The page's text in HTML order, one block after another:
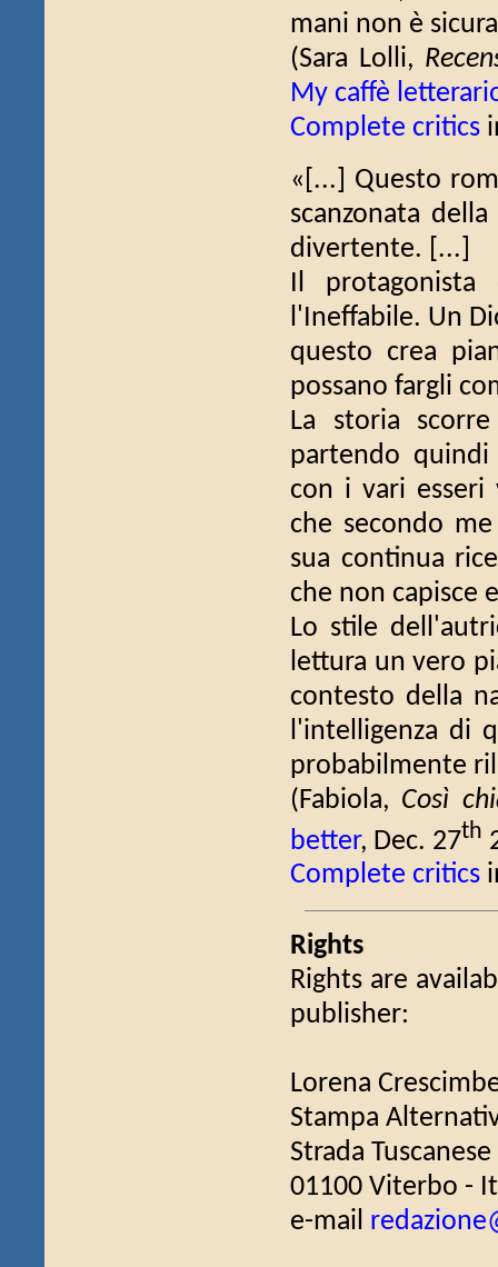
mani non è
(Sara Lolli,
My caffè
Complete critics
«[...] Questo
scanzonata
divertente. [...]
Il
l'Ineffabile. Un
questo crea
possano fargli
La storia
partendo quindi
con i vari esseri
che secondo
sua continua
che non capisce
Lo stile
lettura un vero
contesto della
l'intelligenza di
probabilmente
(Fabiola, Così
better, Dec. 27th
Complete critics
Rights
Rights are
publisher:
Lorena
Stampa
Strada
01100 Viterbo -
e-mail